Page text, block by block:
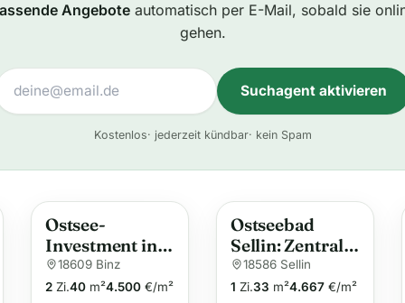
Angeboteautomatisch per E-Mail, sobald sie
gehen.
Suchagent aktivieren
t
Kostenlos· jederzeit kündbar· kein Spam
Ostsee-
Investment in
Binz –
modernisierte
18609 Binz
2 Zi.40 m²4.500 €/m²
Ostseebad
Sellin: Zentrale
33 qm
Wohnung in
18586 Sellin
1 Zi.33 m²4.667 €/m²